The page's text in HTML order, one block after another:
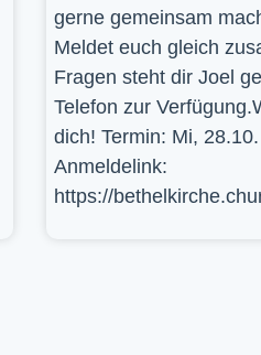
gerne gemeinsam
Meldet euch gleich
Fragen steht dir Joel
Telefon zur
dich! Termin: Mi,
Anmeldelink:
https://